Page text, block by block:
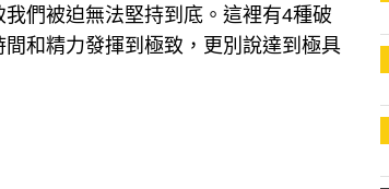
們被迫無法堅持到底。這裡有4種破
和精力發揮到極致，更別說達到極具